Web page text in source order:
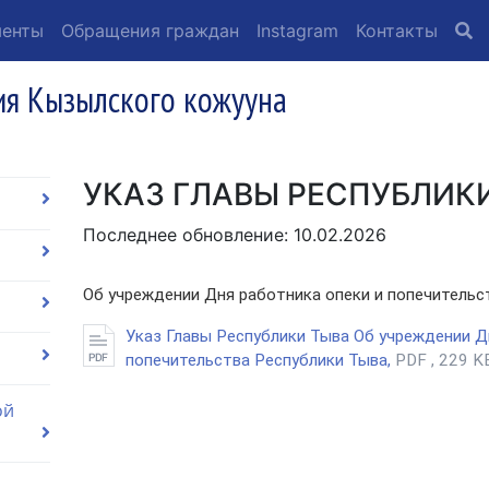
Обращения граждан Instagram Контакты
Кызылского кожууна
УКАЗ ГЛАВЫ
Последнее обновление: 10.02.2026
Об учреждении Дня работника опеки и
Указ Главы Республики Тыва Об учреждении
попечительства Республики Тыва, PDF , 229